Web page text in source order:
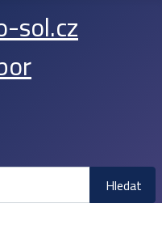
Hledat